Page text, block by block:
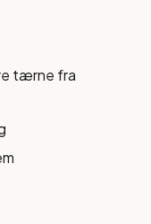
tærne fra